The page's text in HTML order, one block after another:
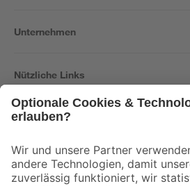
Unternehmen
Nützliche Links
Der toom Newsletter: Keine Angebote und
Zur Newsletter Anmeldung